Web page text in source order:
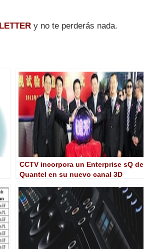
y no te perderás nada.
CCTV incorpora un Enterprise sQ de
Quantel en su nuevo canal 3D